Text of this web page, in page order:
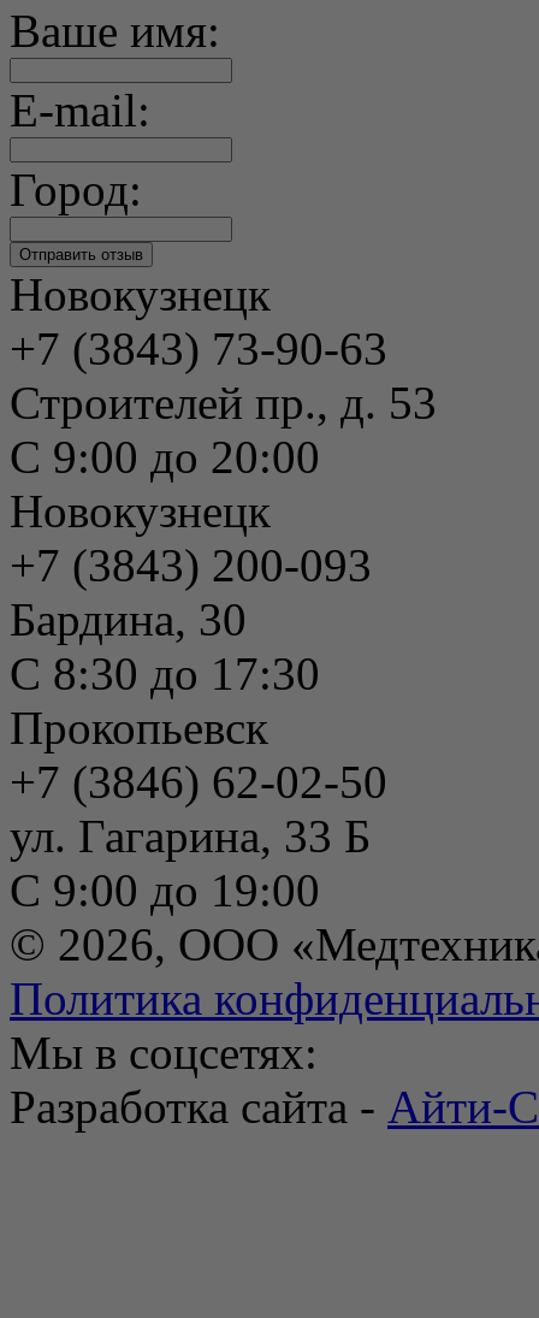
Ваше имя:
E-mail:
Город:
Новокузнецк
+7 (3843) 73-90-63
Строителей пр., д. 53
С 9:00 до 20:00
Новокузнецк
+7 (3843) 200-093
Бардина, 30
С 8:30 до 17:30
Прокопьевск
+7 (3846) 62-02-50
ул. Гагарина, 33 Б
С 9:00 до 19:00
© 2026, ООО
Политика
Мы в соцсетях:
Разработка сайта - Айти-